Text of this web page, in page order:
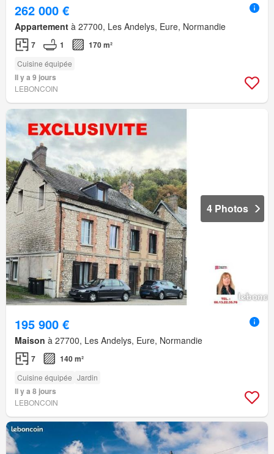
262 000 €
Appartement à 27700, Les Andelys, Eure, Normandie
7 1 170 m²
Cuisine équipée
Il y a 9 jours
LEBONCOIN
4 Photos
195 900 €
Maison à 27700, Les Andelys, Eure, Normandie
7 140 m²
Cuisine équipée Jardin
Il y a 8 jours
LEBONCOIN